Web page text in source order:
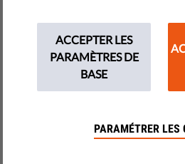
THEMES
Monitoring - UE
ACCEPTER LES
PARAMÈTRES DE
BASE
PARAMÉTRER LES